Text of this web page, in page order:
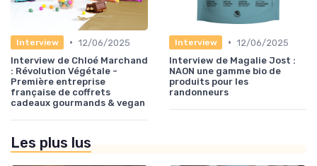
Interview • 12/06/2025
Interview de Chloé Marchand
: Révolution Végétale -
Première entreprise
française de coffrets
cadeaux gourmands & vegan
Interview • 12/06/2025
Interview de Magalie Jost :
NAON une gamme bio de
produits pour les
randonneurs
Les plus lus